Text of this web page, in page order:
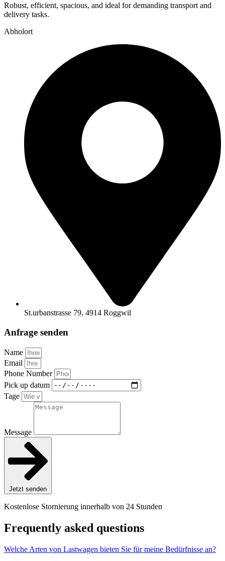
Robust, efficient, spacious, and ideal for demanding transport and
delivery tasks.
Abholort
St.urbanstrasse 79, 4914 Roggwil
Anfrage senden
Name
Email
Phone Number
Pick up datum
Tage
Message
Jetzt senden
Kostenlose Stornierung innerhalb von 24 Stunden
Frequently asked questions
Welche Arten von Lastwagen bieten Sie für meine Bedürfnisse an?